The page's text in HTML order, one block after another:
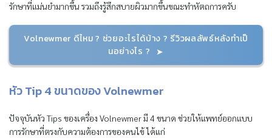
รักษาที่แม่นยำมากขึ้น รวมถึงรู้สึกสบายผิวมากขึ้นขณะทำหัตถการครับ
Volnewmer ดีไหม ? ช่วยอะไรได้บ้าง ? รีวิวผลลัพธ์หลังทำเป็
นอย่างไร ?
หัว Tip 4 ขนาดของ Volnewmer
ปัจจุบันหัว Tips ของเครื่อง Volnewmer มี 4 ขนาด ช่วยให้แพทย์ออกแบบ
การรักษาที่ตรงกับความต้องการของคนไข้ ได้แก่